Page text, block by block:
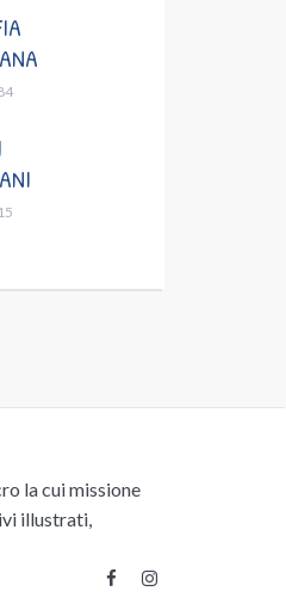
la cui missione
illustrati,